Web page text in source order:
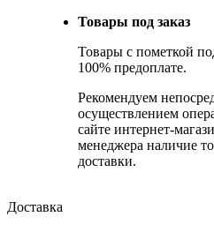
Товары под заказ
Товары с пометкой
100% предоплате.
Рекомендуем
осуществлением
сайте интернет-
менеджера наличие
доставки.
Доставка